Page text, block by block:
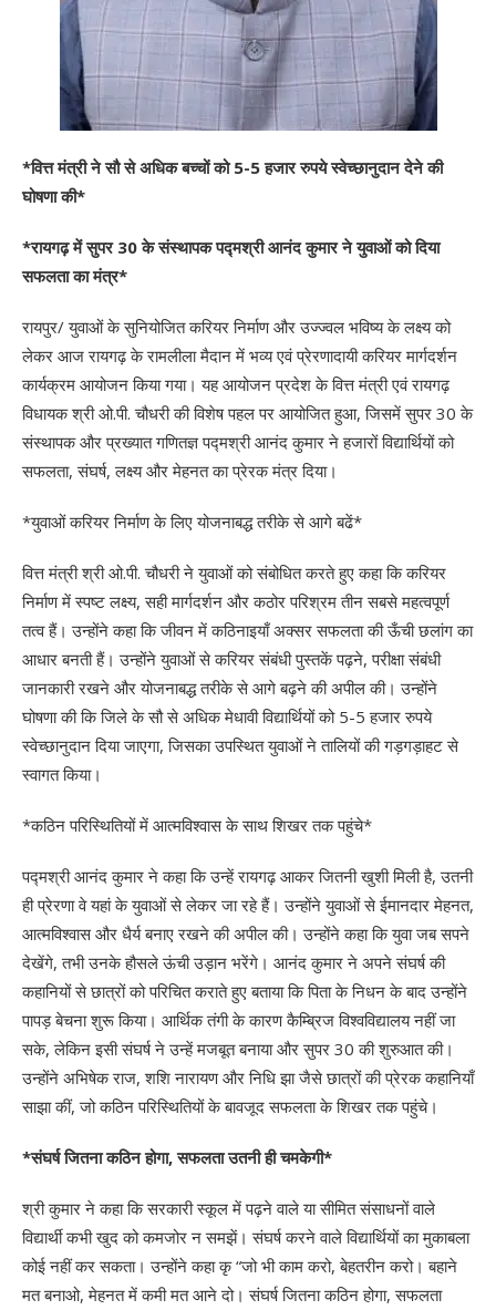
*वित्त मंत्री ने सौ से अधिक बच्चों को 5-5 हजार रुपये स्वेच्छानुदान देने की
घोषणा की*
*रायगढ़ में सुपर 30 के संस्थापक पद्मश्री आनंद कुमार ने युवाओं को दिया
सफलता का मंत्र*
रायपुर/ युवाओं के सुनियोजित करियर निर्माण और उज्ज्वल भविष्य के लक्ष्य को
लेकर आज रायगढ़ के रामलीला मैदान में भव्य एवं प्रेरणादायी करियर मार्गदर्शन
कार्यक्रम आयोजन किया गया। यह आयोजन प्रदेश के वित्त मंत्री एवं रायगढ़
विधायक श्री ओ.पी. चौधरी की विशेष पहल पर आयोजित हुआ, जिसमें सुपर 30 के
संस्थापक और प्रख्यात गणितज्ञ पद्मश्री आनंद कुमार ने हजारों विद्यार्थियों को
सफलता, संघर्ष, लक्ष्य और मेहनत का प्रेरक मंत्र दिया।
*युवाओं करियर निर्माण के लिए योजनाबद्ध तरीके से आगे बढें*
वित्त मंत्री श्री ओ.पी. चौधरी ने युवाओं को संबोधित करते हुए कहा कि करियर
निर्माण में स्पष्ट लक्ष्य, सही मार्गदर्शन और कठोर परिश्रम तीन सबसे महत्वपूर्ण
तत्व हैं। उन्होंने कहा कि जीवन में कठिनाइयाँ अक्सर सफलता की ऊँची छलांग का
आधार बनती हैं। उन्होंने युवाओं से करियर संबंधी पुस्तकें पढ़ने, परीक्षा संबंधी
जानकारी रखने और योजनाबद्ध तरीके से आगे बढ़ने की अपील की। उन्होंने
घोषणा की कि जिले के सौ से अधिक मेधावी विद्यार्थियों को 5-5 हजार रुपये
स्वेच्छानुदान दिया जाएगा, जिसका उपस्थित युवाओं ने तालियों की गड़गड़ाहट से
स्वागत किया।
*कठिन परिस्थितियों में आत्मविश्वास के साथ शिखर तक पहुंचे*
पद्मश्री आनंद कुमार ने कहा कि उन्हें रायगढ़ आकर जितनी खुशी मिली है, उतनी
ही प्रेरणा वे यहां के युवाओं से लेकर जा रहे हैं। उन्होंने युवाओं से ईमानदार मेहनत,
आत्मविश्वास और धैर्य बनाए रखने की अपील की। उन्होंने कहा कि युवा जब सपने
देखेंगे, तभी उनके हौसले ऊंची उड़ान भरेंगे। आनंद कुमार ने अपने संघर्ष की
कहानियों से छात्रों को परिचित कराते हुए बताया कि पिता के निधन के बाद उन्होंने
पापड़ बेचना शुरू किया। आर्थिक तंगी के कारण कैम्ब्रिज विश्वविद्यालय नहीं जा
सके, लेकिन इसी संघर्ष ने उन्हें मजबूत बनाया और सुपर 30 की शुरुआत की।
उन्होंने अभिषेक राज, शशि नारायण और निधि झा जैसे छात्रों की प्रेरक कहानियाँ
साझा कीं, जो कठिन परिस्थितियों के बावजूद सफलता के शिखर तक पहुंचे।
*संघर्ष जितना कठिन होगा, सफलता उतनी ही चमकेगी*
श्री कुमार ने कहा कि सरकारी स्कूल में पढ़ने वाले या सीमित संसाधनों वाले
विद्यार्थी कभी खुद को कमजोर न समझें। संघर्ष करने वाले विद्यार्थियों का मुकाबला
कोई नहीं कर सकता। उन्होंने कहा कृ “जो भी काम करो, बेहतरीन करो। बहाने
मत बनाओ, मेहनत में कमी मत आने दो। संघर्ष जितना कठिन होगा, सफलता